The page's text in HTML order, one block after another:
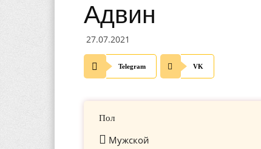
Адвин
27.07.2021
Telegram VK
Пол
Мужской